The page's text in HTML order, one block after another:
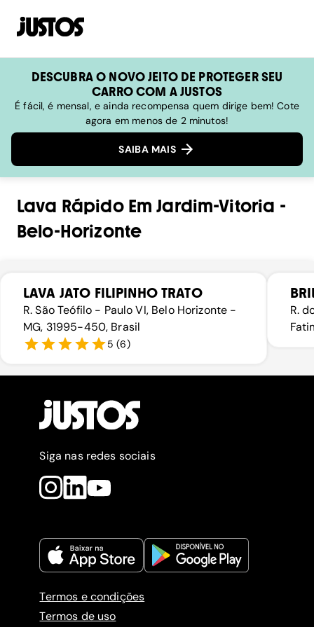
DESCUBRA O NOVO JEITO DE PROTEGER SEU
CARRO COM A JUSTOS
É fácil, é mensal, e ainda recompensa quem dirige bem! Cote
agora em menos de 2 minutos!
SAIBA MAIS
Lava RápidoEmJardim-Vitoria -
Belo-Horizonte
LAVA JATO FILIPINHO TRATO
R. São Teófilo - Paulo VI, Belo Horizonte -
MG, 31995-450, Brasil
5 (6)
R.
Siga nas redes sociais
Termos e condições
Termos de uso